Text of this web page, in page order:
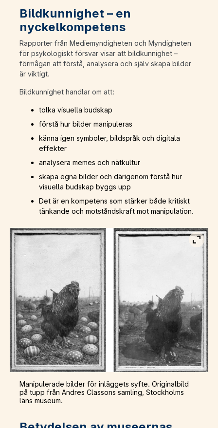
Bildkunnighet – en
nyckelkompetens
Rapporter från Mediemyndigheten och Myndigheten
för psykologiskt försvar visar att bildkunnighet –
förmågan att förstå, analysera och själv skapa bilder
är viktigt.
Bildkunnighet handlar om att:
tolka visuella budskap
förstå hur bilder manipuleras
känna igen symboler, bildspråk och digitala
effekter
analysera memes och nätkultur
skapa egna bilder och därigenom förstå hur
visuella budskap byggs upp
Det är en kompetens som stärker både kritiskt
tänkande och motståndskraft mot manipulation.
Visa
Manipulerade bilder för inläggets syfte. Originalbild
på tupp från Andres Classons samling, Stockholms
läns museum.